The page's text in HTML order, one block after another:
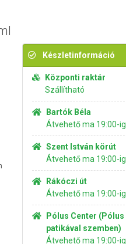
Készletinformáció
Központi raktár
Szállítható
Bartók Béla
Átvehető ma 19:00-ig
Szent István körút
Átvehető ma 19:00-ig
Rákóczi út
Átvehető ma 19:00-ig
Pólus Center (Pólus
patikával szemben)
Átvehető ma 19:00-ig